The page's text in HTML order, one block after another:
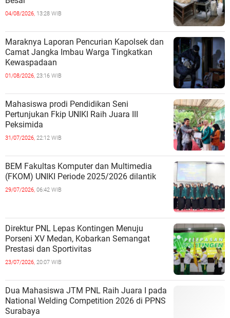
04/08/2026, 13:28 WIB
Maraknya Laporan Pencurian Kapolsek dan
Camat Jangka Imbau Warga Tingkatkan
Kewaspadaan
01/08/2026, 23:16 WIB
Mahasiswa prodi Pendidikan Seni
Pertunjukan Fkip UNIKI Raih Juara III
Peksimida
31/07/2026, 22:12 WIB
BEM Fakultas Komputer dan Multimedia
(FKOM) UNIKI Periode 2025/2026 dilantik
29/07/2026, 06:42 WIB
Direktur PNL Lepas Kontingen Menuju
Porseni XV Medan, Kobarkan Semangat
Prestasi dan Sportivitas
23/07/2026, 20:07 WIB
Dua Mahasiswa JTM PNL Raih Juara I pada
National Welding Competition 2026 di PPNS
Surabaya